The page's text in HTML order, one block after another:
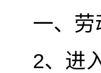
一、劳
2、进